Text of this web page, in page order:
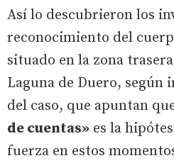
Así lo descubrieron los
reconocimiento del
situado en la zona
Laguna de Duero,
del caso, que apuntan
de cuentas» es la
fuerza en estos